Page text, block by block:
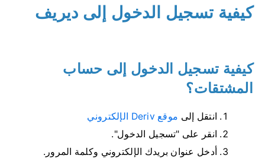
كيفية تسجيل الدخول إلى ديريف
كيفية تسجيل الدخول إلى حساب
المشتقات؟
انتقل إلى موقع Deriv الإلكتروني
انقر على "تسجيل الدخول".
أدخل عنوان بريدك الإلكتروني وكلمة المرور.